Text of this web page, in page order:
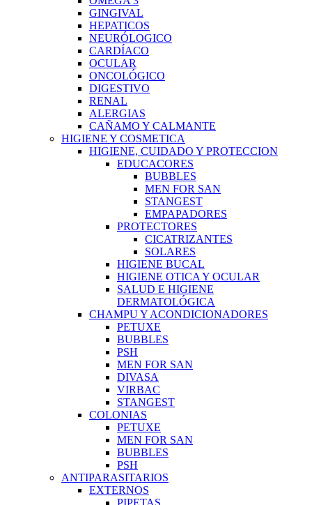
GINGIVAL
HEPATICOS
NEURÓLOGICO
CARDÍACO
OCULAR
ONCOLÓGICO
DIGESTIVO
RENAL
ALERGIAS
CAÑAMO Y CALMANTE
HIGIENE Y COSMETICA
HIGIENE, CUIDADO Y PROTECCION
EDUCACORES
BUBBLES
MEN FOR SAN
STANGEST
EMPAPADORES
PROTECTORES
CICATRIZANTES
SOLARES
HIGIENE BUCAL
HIGIENE OTICA Y OCULAR
SALUD E HIGIENE
DERMATOLÓGICA
CHAMPU Y ACONDICIONADORES
PETUXE
BUBBLES
PSH
MEN FOR SAN
DIVASA
VIRBAC
STANGEST
COLONIAS
PETUXE
MEN FOR SAN
BUBBLES
PSH
ANTIPARASITARIOS
EXTERNOS
PIPETAS